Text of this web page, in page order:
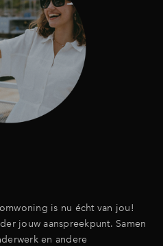
is nu écht van jou!
jouw aanspreekpunt. Samen
en andere